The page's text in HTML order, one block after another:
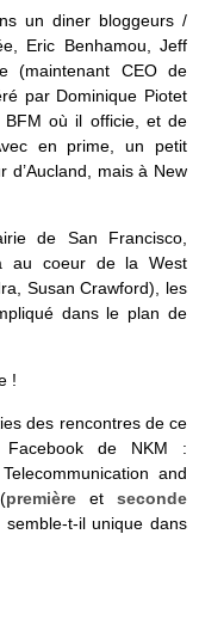
un diner bloggeurs /
Eric Benhamou, Jeff
(maintenant CEO de
par Dominique Piotet
BFM où il officie, et de
en prime, un petit
d’Aucland, mais à New
de San Francisco,
au coeur de la West
Susan Crawford), les
dans le plan de
!
des rencontres de ce
de NKM :
and
première etseconde
t-il unique dans